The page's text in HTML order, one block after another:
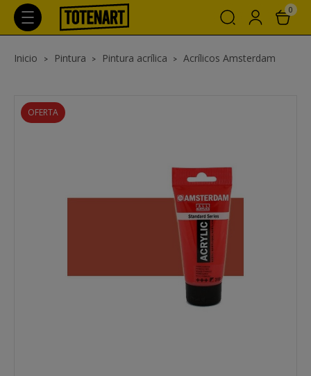
0
Inicio Pintura Pintura acrílica Acrílicos Amsterdam
OFERTA